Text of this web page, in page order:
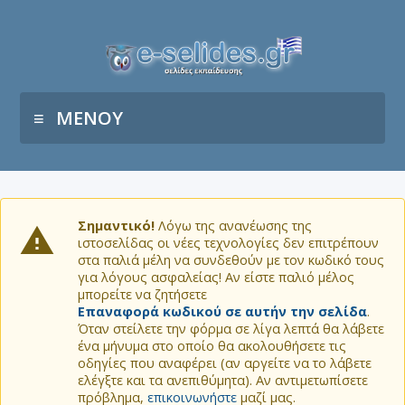
ΜΕΝΟΥ
Σημαντικό! Λόγω της ανανέωσης της
ιστοσελίδας οι νέες τεχνολογίες δεν επιτρέπουν
στα παλιά μέλη να συνδεθούν με τον κωδικό τους
για λόγους ασφαλείας! Αν είστε παλιό μέλος
μπορείτε να ζητήσετε
Επαναφορά κωδικού σε αυτήν την σελίδα.
Όταν στείλετε την φόρμα σε λίγα λεπτά θα λάβετε
ένα μήνυμα στο οποίο θα ακολουθήσετε τις
οδηγίες που αναφέρει (αν αργείτε να το λάβετε
ελέγξτε και τα ανεπιθύμητα). Αν αντιμετωπίσετε
πρόβλημα, επικοινωνήστε μαζί μας.